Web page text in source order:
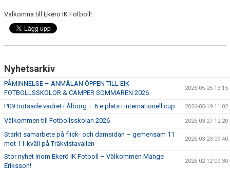
Välkomna till Ekerö IK Fotboll!
Nyhetsarkiv
PÅMINNELSE – ANMÄLAN ÖPPEN TILL EIK
FOTBOLLSSKOLOR & CAMPER SOMMAREN 2026
2026-05-25 13:15
P09 trotsade vädret i Ålborg – 6:e plats i internationell cup 2026-05-19 11:02
Välkommen till Fotbollsskolan 2026 2026-03-27 12:20
Starkt samarbete på flick- och damsidan – gemensam 11
mot 11-kväll på Träkvistavallen
2026-03-23 09:40
Stor nyhet inom Ekerö IK Fotboll – Välkommen Mange
Eriksson!
2026-02-12 09:30